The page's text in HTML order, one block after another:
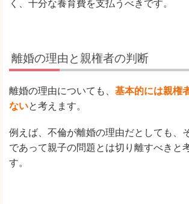
く、十分な養育費を支払うべきです。
離婚の理由と親権者の判断
離婚の理由についても、 基本的には親権
ないと考えます。
例えば、不倫が離婚の理由だとしても、
であって親子の問題とは切り離すべきと
す。